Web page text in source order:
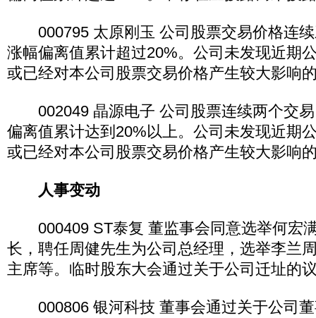
000795 太原刚玉 公司股票交易价格连续
涨幅偏离值累计超过20%。公司未发现近期
或已经对本公司股票交易价格产生较大影响
002049 晶源电子 公司股票连续两个交易
偏离值累计达到20%以上。公司未发现近期
或已经对本公司股票交易价格产生较大影响
人事变动
000409 ST泰复 董监事会同意选举何宏
长，聘任周健先生为公司总经理，选举李兰
主席等。临时股东大会通过关于公司迁址的
000806 银河科技 董事会通过关于公司董